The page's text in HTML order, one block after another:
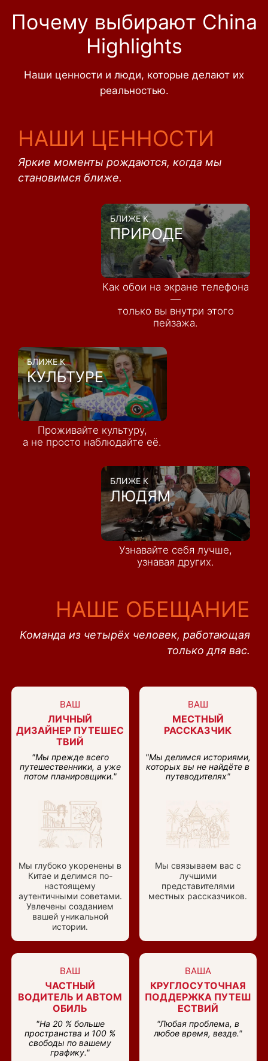
Почему выбирают China
Highlights
Наши ценности и люди, которые делают их
реальностью.
НАШИ ЦЕННОСТИ
Яркие моменты рождаются, когда мы
становимся ближе.
БЛИЖЕ К
ПРИРОДЕ
Как обои на экране телефона
—
только вы внутри этого
пейзажа.
БЛИЖЕ К
КУЛЬТУРЕ
Проживайте культуру,
а не просто наблюдайте её.
БЛИЖЕ К
ЛЮДЯМ
Узнавайте себя лучше,
узнавая других.
НАШЕ ОБЕЩАНИЕ
Команда из четырёх человек, работающая
только для вас.
ВАШ
ЛИЧНЫЙ
ДИЗАЙНЕР ПУТЕШЕС
ТВИЙ
"Мы прежде всего
путешественники, а уже
потом планировщики."
Мы глубоко укоренены в
Китае и делимся по-
настоящему
аутентичными советами.
Увлечены созданием
вашей уникальной
истории.
ВАШ
МЕСТНЫЙ
РАССКАЗЧИК
"Мы делимся историями,
которых вы не найдёте в
путеводителях"
Мы связываем вас с
лучшими
представителями
местных рассказчиков.
ВАШ
ЧАСТНЫЙ
ВОДИТЕЛЬ И АВТОМ
ОБИЛЬ
"На 20 % больше
пространства и 100 %
свободы по вашему
графику."
ВАША
КРУГЛОСУТОЧНАЯ
ПОДДЕРЖКА ПУТЕШ
ЕСТВИЙ
"Любая проблема, в
любое время, везде."